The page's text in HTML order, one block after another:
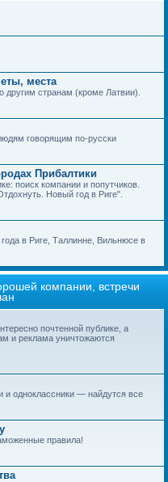
места
странам (кроме Латвии).
говорящим по-русски
Прибалтики
поиск компании и попутчиков.
Новый год в Риге".
в Риге, Таллинне, Вильнюсе в
компании, встречи
почтенной публике, а
и реклама уничтожаются
и одноклассники — найдутся все
правила!